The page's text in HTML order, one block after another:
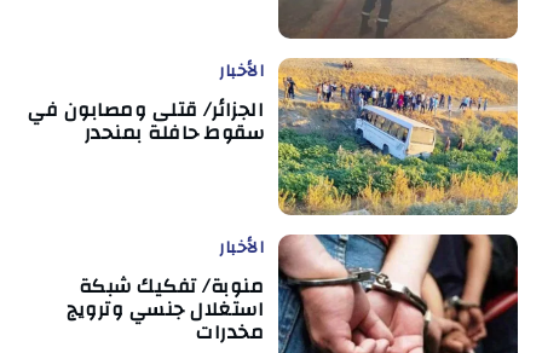
الأخبار
الجزائر/ قتلى ومصابون في
سقوط حافلة بمنحدر
الأخبار
منوبة/ تفكيك شبكة
استغلال جنسي وترويج
مخدرات